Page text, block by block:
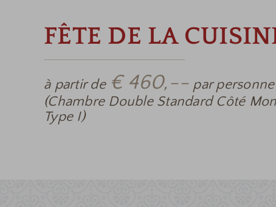
FÊTE DE LA
à partir de € 460,-- par personne
(Chambre Double Standard Côté
Type I)